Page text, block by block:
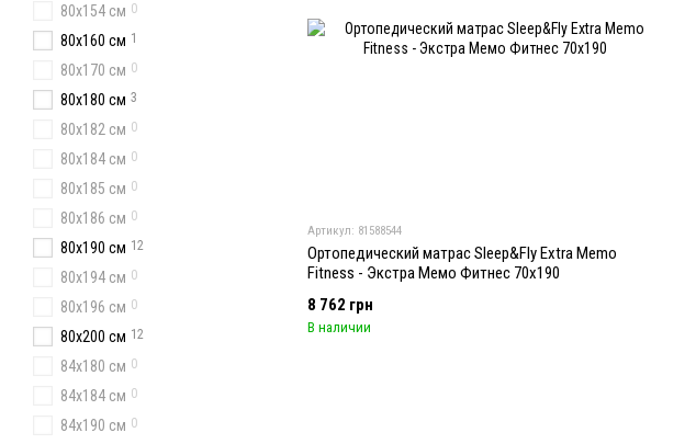
Артикул: 81588544
Ортопедический матрас Sleep&Fly Extra Memo
Fitness - Экстра Мемо Фитнес 70x190
8 762 грн
В наличии
80х154 см 0
80х160 см 1
80x170 см 0
80х180 см 3
80х182 см 0
80х184 см 0
80х185 см 0
80x186 см 0
80x190 см 12
80х194 см 0
80х196 см 0
80x200 см 12
84х180 см 0
84x184 см 0
84х190 см 0